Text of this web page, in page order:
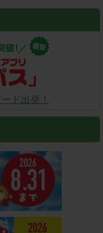
ド出発！